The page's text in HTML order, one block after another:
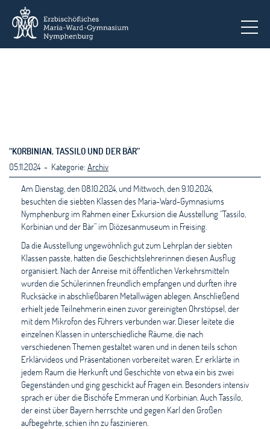
“KORBINIAN, TASSILO UND DER BÄR”
05.11.2024 - Kategorie: Archiv
Am Dienstag, den 08.10.2024, und Mittwoch, den 9.10.2024,
besuchten die siebten Klassen des Maria-Ward-Gymnasiums
Nymphenburg im Rahmen einer Exkursion die Ausstellung “Tassilo,
Korbinian und der Bär” im Diözesanmuseum in Freising.
Da die Ausstellung ungewöhnlich gut zum Lehrplan der siebten
Klassen passte, hatten die Geschichtslehrerinnen diesen Ausflug
organisiert. Nach der Anreise mit öffentlichen Verkehrsmitteln
wurden die Schülerinnen freundlich empfangen und durften ihre
Rucksäcke in abschließbaren Metallwägen ablegen. Anschließend
erhielt jede Teilnehmerin einen zuvor gereinigten Ohrstöpsel, der
mit dem Mikrofon des Führers verbunden war. Dieser leitete die
einzelnen Klassen in unterschiedliche Räume, die nach
verschiedenen Themen gestaltet waren und in denen teils schon
Erklärvideos und Präsentationen vorbereitet waren. Er erklärte in
jedem Raum die Herkunft und Geschichte von etwa ein bis zwei
Gegenständen und ging geschickt auf Fragen ein. Besonders intensiv
sprach er über die Bischöfe Emmeran und Korbinian. Auch Tassilo,
der einst über Bayern herrschte und gegen Karl den Großen
aufbegehrte, schien ihn zu faszinieren.